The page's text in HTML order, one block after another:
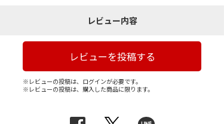
レビュー内容
レビューを投稿する
※レビューの投稿は、ログインが必要です。
※レビューの投稿は、購入した商品に限ります。